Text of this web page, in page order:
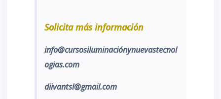
Solicita más información
info@cursosiluminaciónynuevastecnol
ogias.com
diivantsl@gmail.com